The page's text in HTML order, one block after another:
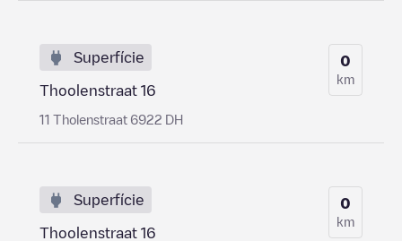
Superfície
Thoolenstraat 16
11 Tholenstraat 6922 DH
0
km
Superfície
Thoolenstraat 16
0
km